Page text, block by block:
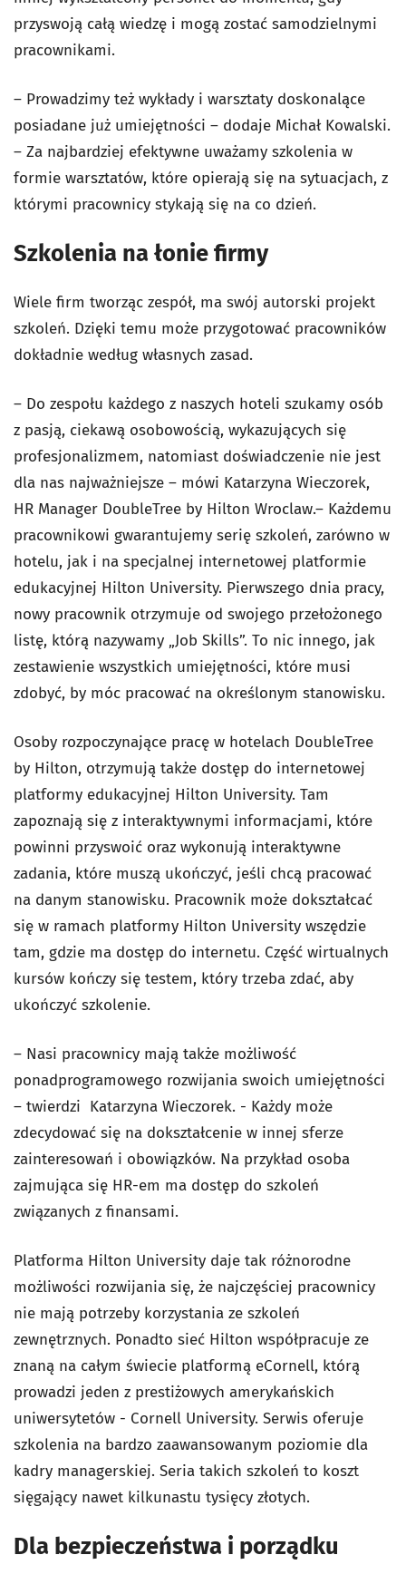
przyswoją całą wiedzę i mogą zostać samodzielnymi
pracownikami.
– Prowadzimy też wykłady i warsztaty doskonalące
posiadane już umiejętności – dodaje Michał Kowalski.
– Za najbardziej efektywne uważamy szkolenia w
formie warsztatów, które opierają się na sytuacjach, z
którymi pracownicy stykają się na co dzień.
Szkolenia na łonie firmy
Wiele firm tworząc zespół, ma swój autorski projekt
szkoleń. Dzięki temu może przygotować pracowników
dokładnie według własnych zasad.
– Do zespołu każdego z naszych hoteli szukamy osób
z pasją, ciekawą osobowością, wykazujących się
profesjonalizmem, natomiast doświadczenie nie jest
dla nas najważniejsze – mówi Katarzyna Wieczorek,
HR Manager DoubleTree by Hilton Wroclaw.– Każdemu
pracownikowi gwarantujemy serię szkoleń, zarówno w
hotelu, jak i na specjalnej internetowej platformie
edukacyjnej Hilton University. Pierwszego dnia pracy,
nowy pracownik otrzymuje od swojego przełożonego
listę, którą nazywamy „Job Skills”. To nic innego, jak
zestawienie wszystkich umiejętności, które musi
zdobyć, by móc pracować na określonym stanowisku.
Osoby rozpoczynające pracę w hotelach DoubleTree
by Hilton, otrzymują także dostęp do internetowej
platformy edukacyjnej Hilton University. Tam
zapoznają się z interaktywnymi informacjami, które
powinni przyswoić oraz wykonują interaktywne
zadania, które muszą ukończyć, jeśli chcą pracować
na danym stanowisku. Pracownik może dokształcać
się w ramach platformy Hilton University wszędzie
tam, gdzie ma dostęp do internetu. Część wirtualnych
kursów kończy się testem, który trzeba zdać, aby
ukończyć szkolenie.
– Nasi pracownicy mają także możliwość
ponadprogramowego rozwijania swoich umiejętności
– twierdzi Katarzyna Wieczorek. - Każdy może
zdecydować się na dokształcenie w innej sferze
zainteresowań i obowiązków. Na przykład osoba
zajmująca się HR-em ma dostęp do szkoleń
związanych z finansami.
Platforma Hilton University daje tak różnorodne
możliwości rozwijania się, że najczęściej pracownicy
nie mają potrzeby korzystania ze szkoleń
zewnętrznych. Ponadto sieć Hilton współpracuje ze
znaną na całym świecie platformą eCornell, którą
prowadzi jeden z prestiżowych amerykańskich
uniwersytetów - Cornell University. Serwis oferuje
szkolenia na bardzo zaawansowanym poziomie dla
kadry managerskiej. Seria takich szkoleń to koszt
sięgający nawet kilkunastu tysięcy złotych.
Dla bezpieczeństwa i porządku